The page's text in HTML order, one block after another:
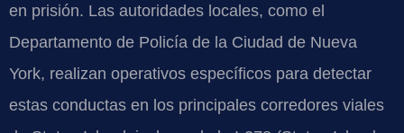
en prisión. Las autoridades locales, como el
Departamento de Policía de la Ciudad de Nueva
York, realizan operativos específicos para detectar
estas conductas en los principales corredores viales